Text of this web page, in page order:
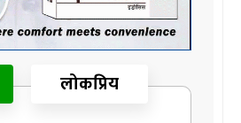
लोकप्रिय